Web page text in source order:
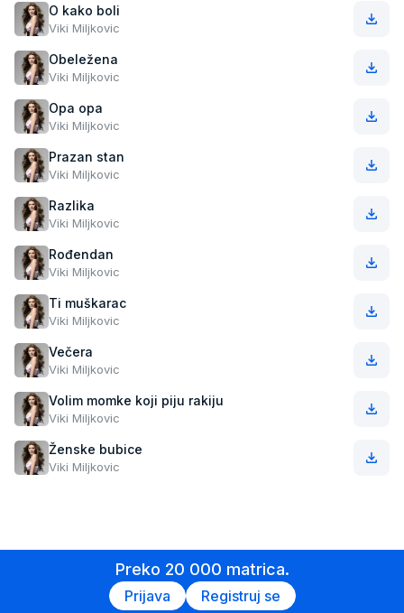
O kako boli
Viki Miljkovic
Obeležena
Viki Miljkovic
Opa opa
Viki Miljkovic
Prazan stan
Viki Miljkovic
Razlika
Viki Miljkovic
Rođendan
Viki Miljkovic
Ti muškarac
Viki Miljkovic
Večera
Viki Miljkovic
Volim momke koji piju rakiju
Viki Miljkovic
Ženske bubice
Viki Miljkovic
Preko 20 000 matrica.
Prijava Registruj se